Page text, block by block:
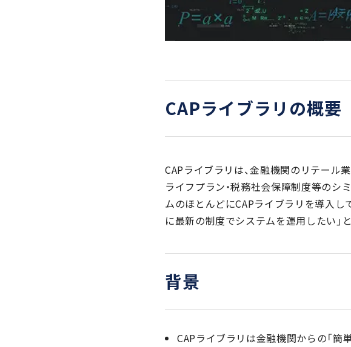
CAPライブラリの概要
CAPライブラリは、金融機関のリテール
ライフプラン・税務社会保障制度等のシ
ムのほとんどにCAPライブラリを導入し
に最新の制度でシステムを運用したい」
背景
CAPライブラリは金融機関からの「簡